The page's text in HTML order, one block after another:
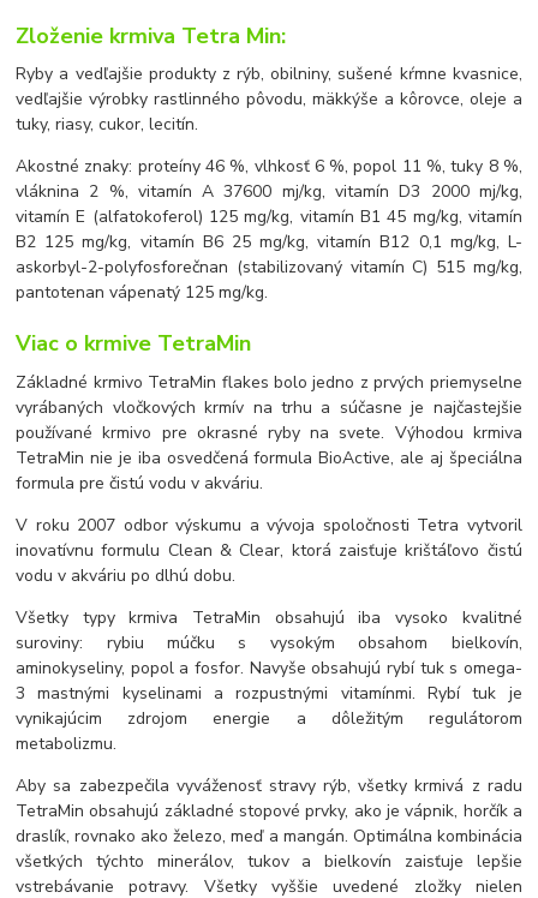
Zloženie krmiva Tetra Min:
Ryby a vedľajšie produkty z rýb, obilniny, sušené kŕmne kvasnice,
vedľajšie výrobky rastlinného pôvodu, mäkkýše a kôrovce, oleje a
tuky, riasy, cukor, lecitín.
Akostné znaky: proteíny 46 %, vlhkosť 6 %, popol 11 %, tuky 8 %,
vláknina 2 %, vitamín A 37600 mj/kg, vitamín D3 2000 mj/kg,
vitamín E (alfatokoferol) 125 mg/kg, vitamín B1 45 mg/kg, vitamín
B2 125 mg/kg, vitamín B6 25 mg/kg, vitamín B12 0,1 mg/kg, L-
askorbyl-2-polyfosforečnan (stabilizovaný vitamín C) 515 mg/kg,
pantotenan vápenatý 125 mg/kg.
Viac o krmive TetraMin
Základné krmivo TetraMin flakes bolo jedno z prvých priemyselne
vyrábaných vločkových krmív na trhu a súčasne je najčastejšie
používané krmivo pre okrasné ryby na svete. Výhodou krmiva
TetraMin nie je iba osvedčená formula BioActive, ale aj špeciálna
formula pre čistú vodu v akváriu.
V roku 2007 odbor výskumu a vývoja spoločnosti Tetra vytvoril
inovatívnu formulu Clean & Clear, ktorá zaisťuje krištáľovo čistú
vodu v akváriu po dlhú dobu.
Všetky typy krmiva TetraMin obsahujú iba vysoko kvalitné
suroviny: rybiu múčku s vysokým obsahom bielkovín,
aminokyseliny, popol a fosfor. Navyše obsahujú rybí tuk s omega-
3 mastnými kyselinami a rozpustnými vitamínmi. Rybí tuk je
vynikajúcim zdrojom energie a dôležitým regulátorom
metabolizmu.
Aby sa zabezpečila vyváženosť stravy rýb, všetky krmivá z radu
TetraMin obsahujú základné stopové prvky, ako je vápnik, horčík a
draslík, rovnako ako železo, meď a mangán. Optimálna kombinácia
všetkých týchto minerálov, tukov a bielkovín zaisťuje lepšie
vstrebávanie potravy. Všetky vyššie uvedené zložky nielen